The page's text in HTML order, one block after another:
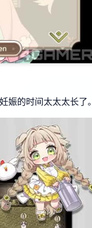
娠的时间太太太长了。